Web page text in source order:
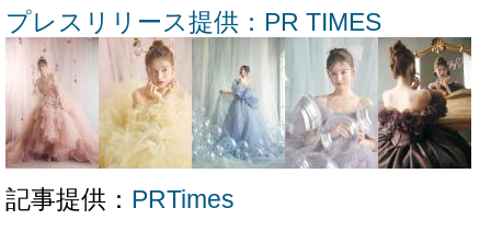
プレスリリース提供：PR TIMES
記事提供： PRTimes